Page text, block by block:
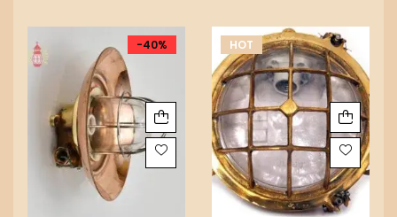
-40% HOT